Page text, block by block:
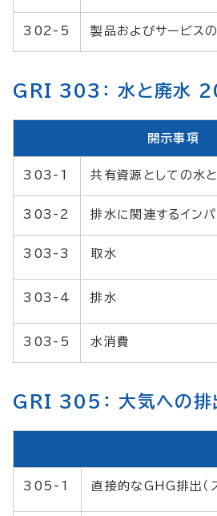
302-5 製品およびサービス
GRI 303： 水と廃水
開示事項
303-1 共有資源としての水
303-2 排水に関連するインパ
303-3 取水
303-4 排水
303-5 水消費
GRI 305： 大気への
305-1 直接的なGHG排出（